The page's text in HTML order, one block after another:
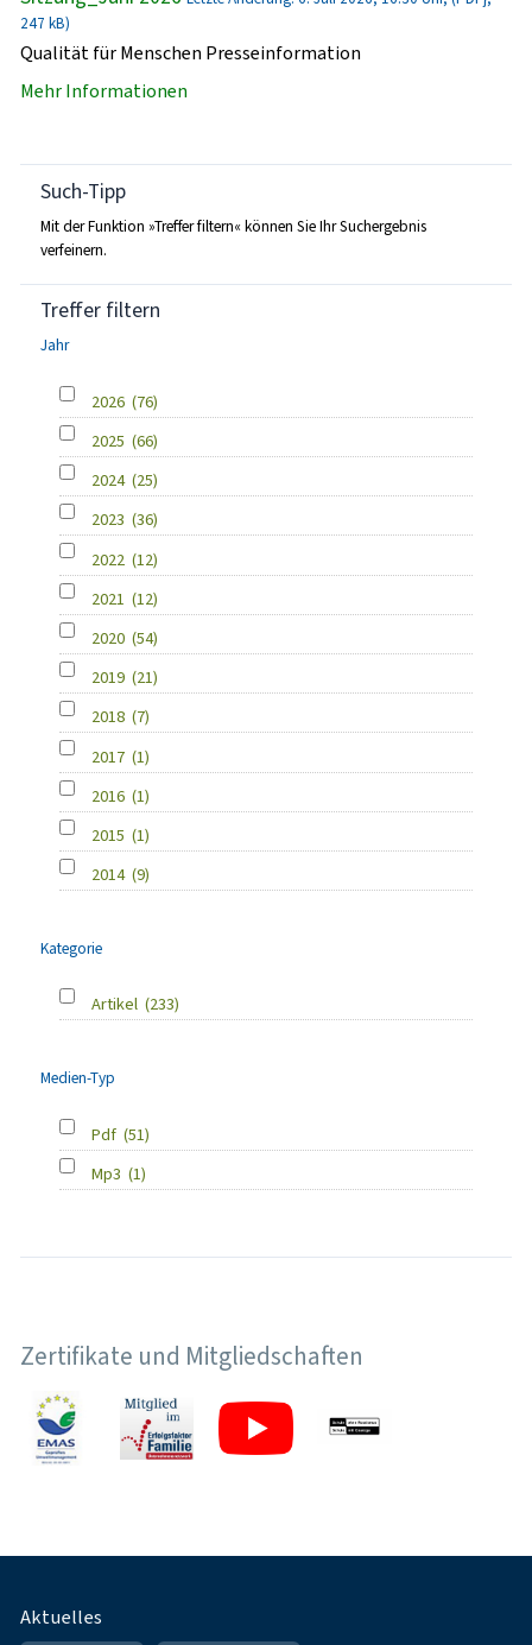
247 kB)
Qualität für Menschen Presseinformation
Mehr Informationen
Such-Tipp
Mit der Funktion »Treffer filtern« können Sie Ihr Suchergebnis
verfeinern.
Treffer filtern
Jahr
2026 (76)
2025 (66)
2024 (25)
2023 (36)
2022 (12)
2021 (12)
2020 (54)
2019 (21)
2018 (7)
2017 (1)
2016 (1)
2015 (1)
2014 (9)
Kategorie
Artikel (233)
Medien-Typ
Pdf (51)
Mp3 (1)
Zertifikate und Mitgliedschaften
Fußnavigation
Aktuelles